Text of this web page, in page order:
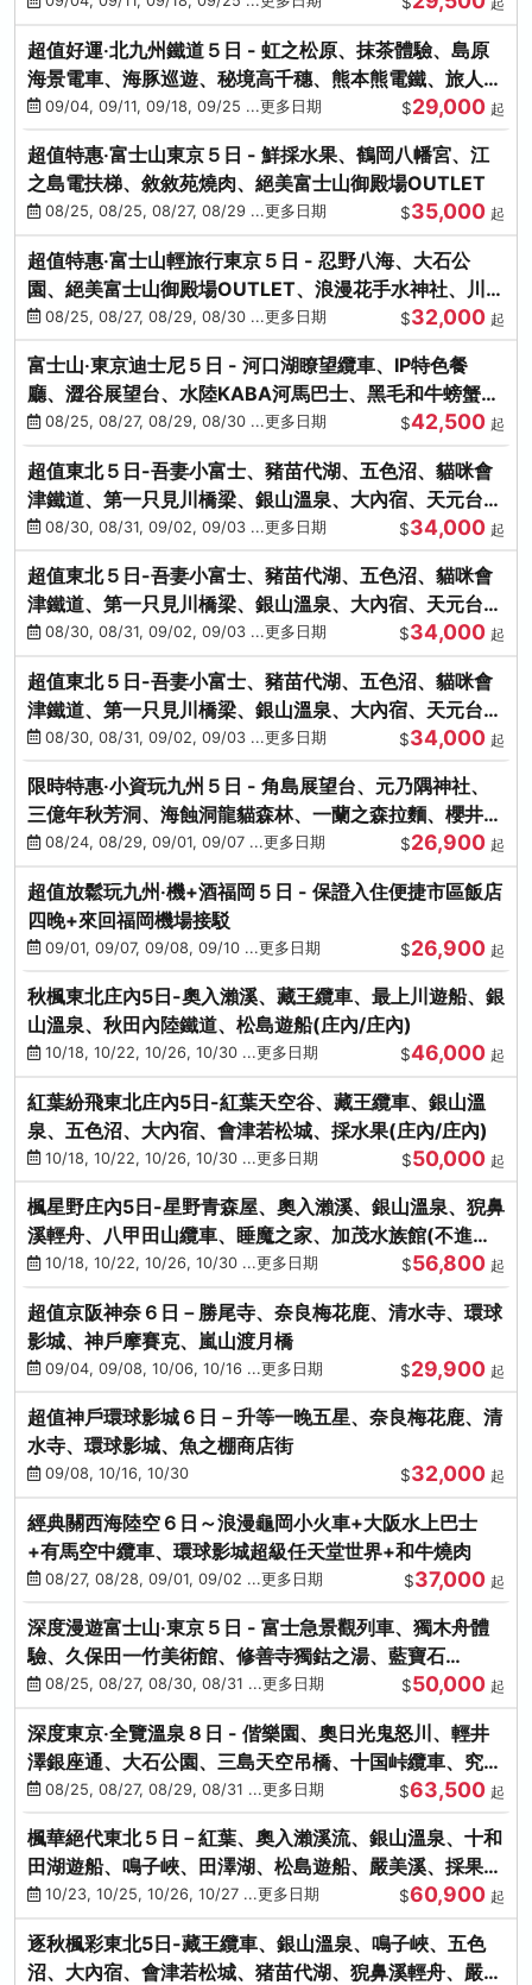
超值好運‧北九州鐵道５日 - 虹之松原、抹茶體驗、島原
海景電車、海豚巡遊、秘境高千穗、熊本熊電鐵、旅人觀
光列車-台中出發
09/04, 09/11, 09/18, 09/25 ...更多日期 $29,000 起
超值特惠‧富士山東京５日 - 鮮採水果、鶴岡八幡宮、江
之島電扶梯、敘敘苑燒肉、絕美富士山御殿場OUTLET
08/25, 08/25, 08/27, 08/29 ...更多日期 $35,000 起
超值特惠‧富士山輕旅行東京５日 - 忍野八海、大石公
園、絕美富士山御殿場OUTLET、浪漫花手水神社、川越
小江戶
08/25, 08/27, 08/29, 08/30 ...更多日期 $32,000 起
富士山‧東京迪士尼５日 - 河口湖瞭望纜車、IP特色餐
廳、澀谷展望台、水陸KABA河馬巴士、黑毛和牛螃蟹美
饌、季節採果
08/25, 08/27, 08/29, 08/30 ...更多日期 $42,500 起
超值東北５日-吾妻小富士、豬苗代湖、五色沼、貓咪會
津鐵道、第一只見川橋梁、銀山溫泉、大內宿、天元台高
原纜車
08/30, 08/31, 09/02, 09/03 ...更多日期 $34,000 起
超值東北５日-吾妻小富士、豬苗代湖、五色沼、貓咪會
津鐵道、第一只見川橋梁、銀山溫泉、大內宿、天元台高
原纜車
08/30, 08/31, 09/02, 09/03 ...更多日期 $34,000 起
超值東北５日-吾妻小富士、豬苗代湖、五色沼、貓咪會
津鐵道、第一只見川橋梁、銀山溫泉、大內宿、天元台高
原纜車
08/30, 08/31, 09/02, 09/03 ...更多日期 $34,000 起
限時特惠‧小資玩九州５日 - 角島展望台、元乃隅神社、
三億年秋芳洞、海蝕洞龍貓森林、一蘭之森拉麵、櫻井二
見浦08/24, 08/29, 09/01, 09/07 ...更多日期 $26,900 起
超值放鬆玩九州‧機+酒福岡５日 - 保證入住便捷市區飯店
四晚+來回福岡機場接駁
09/01, 09/07, 09/08, 09/10 ...更多日期 $26,900 起
秋楓東北庄內5日-奧入瀨溪、藏王纜車、最上川遊船、銀
山溫泉、秋田內陸鐵道、松島遊船(庄內/庄內)
10/18, 10/22, 10/26, 10/30 ...更多日期 $46,000 起
紅葉紛飛東北庄內5日-紅葉天空谷、藏王纜車、銀山溫
泉、五色沼、大內宿、會津若松城、採水果(庄內/庄內)
10/18, 10/22, 10/26, 10/30 ...更多日期 $50,000 起
楓星野庄內5日-星野青森屋、奧入瀨溪、銀山溫泉、猊鼻
溪輕舟、八甲田山纜車、睡魔之家、加茂水族館(不進店)
(庄內/庄內)
10/18, 10/22, 10/26, 10/30 ...更多日期 $56,800 起
超值京阪神奈６日－勝尾寺、奈良梅花鹿、清水寺、環球
影城、神戶摩賽克、嵐山渡月橋
09/04, 09/08, 10/06, 10/16 ...更多日期 $29,900 起
超值神戶環球影城６日－升等一晚五星、奈良梅花鹿、清
水寺、環球影城、魚之棚商店街
09/08, 10/16, 10/30 $32,000 起
經典關西海陸空６日～浪漫龜岡小火車+大阪水上巴士
+有馬空中纜車、環球影城超級任天堂世界+和牛燒肉
08/27, 08/28, 09/01, 09/02 ...更多日期 $37,000 起
深度漫遊富士山‧東京５日 - 富士急景觀列車、獨木舟體
驗、久保田一竹美術館、修善寺獨鈷之湯、藍寶石
SAPHIR踴子號
08/25, 08/27, 08/30, 08/31 ...更多日期 $50,000 起
深度東京‧全覽溫泉８日 - 偕樂園、奧日光鬼怒川、輕井
澤銀座通、大石公園、三島天空吊橋、十国峠纜車、究極
海鮮食べ放題
08/25, 08/27, 08/29, 08/31 ...更多日期 $63,500 起
楓華絕代東北５日－紅葉、奧入瀨溪流、銀山溫泉、十和
田湖遊船、鳴子峽、田澤湖、松島遊船、嚴美溪、採果烤
牡蠣10/23, 10/25, 10/26, 10/27 ...更多日期 $60,900 起
逐秋楓彩東北5日-藏王纜車、銀山溫泉、鳴子峽、五色
沼、大內宿、會津若松城、猪苗代湖、猊鼻溪輕舟、嚴美